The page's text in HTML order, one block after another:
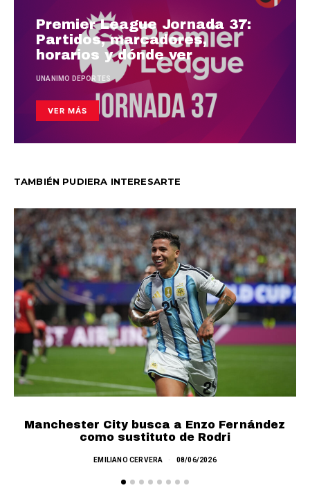
Premier League Jornada 37:
Partidos, marcadores,
horarios y dónde ver
UNANIMO DEPORTES
VER MÁS
TAMBIÉN PUDIERA INTERESARTE
Manchester City busca a Enzo Fernández
como sustituto de Rodri
EMILIANO CERVERA 08/06/2026